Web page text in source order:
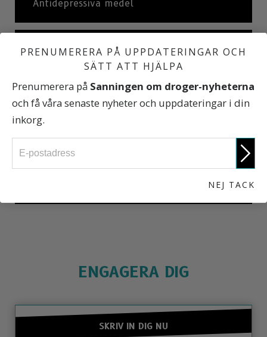
Antidepressiva medel
Ketamin
Missbruk av receptfria medel
Internationella statistiker
ENGAGERA DIG
SKRIV IN DIG NU
PRENUMERERA PÅ UPPDATERINGAR OCH
SÄTT ATT HJÄLPA
Prenumerera på Sanningen om droger-nyheterna
och få våra senaste nyheter och uppdateringar i din
inkorg.
NEJ TACK